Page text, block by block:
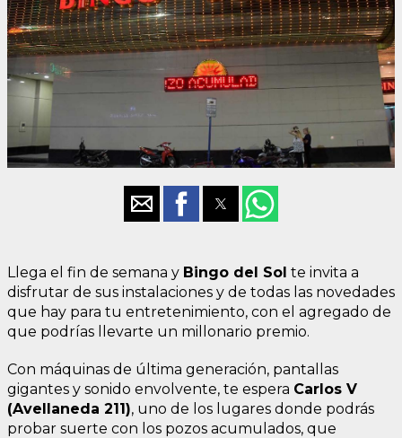
Llega el fin de semana y Bingo del Sol te invita a
disfrutar de sus instalaciones y de todas las novedades
que hay para tu entretenimiento, con el agregado de
que podrías llevarte un millonario premio.
Con máquinas de última generación, pantallas
gigantes y sonido envolvente, te espera Carlos V
(Avellaneda 211), uno de los lugares donde podrás
probar suerte con los pozos acumulados, que